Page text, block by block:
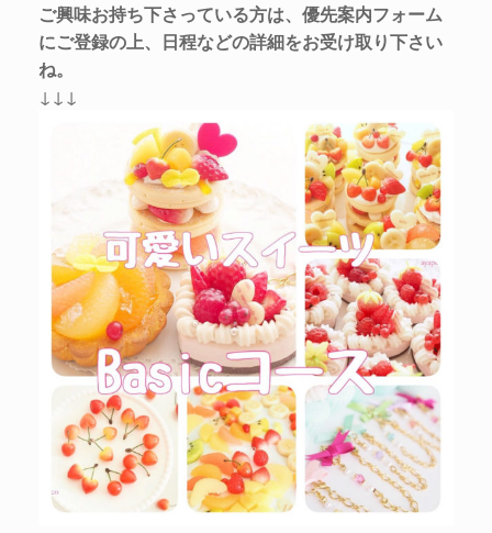
ご興味お持ち下さっている方は、優先案内フォーム
にご登録の上、日程などの詳細をお受け取り下さい
ね。
↓↓↓